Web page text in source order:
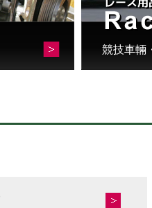
競技車輛